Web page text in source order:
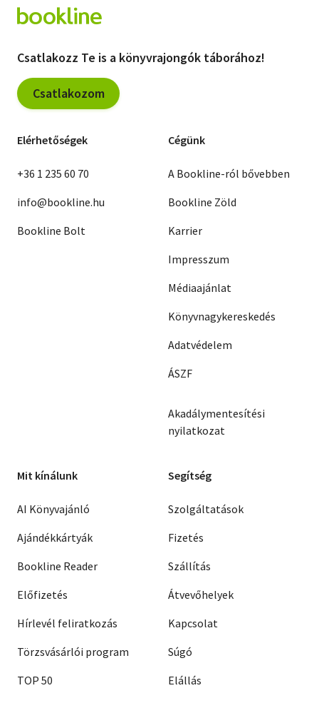
Csatlakozz Te is a könyvrajongók táborához!
Csatlakozom
Elérhetőségek
+36 1 235 60 70
info@bookline.hu
Bookline Bolt
Cégünk
A Bookline-ról bővebben
Bookline Zöld
Karrier
Impresszum
Médiaajánlat
Könyvnagykereskedés
Adatvédelem
ÁSZF
Akadálymentesítési
nyilatkozat
Mit kínálunk
AI Könyvajánló
Ajándékkártyák
Bookline Reader
Előfizetés
Hírlevél feliratkozás
Törzsvásárlói program
TOP 50
Segítség
Szolgáltatások
Fizetés
Szállítás
Átvevőhelyek
Kapcsolat
Súgó
Elállás